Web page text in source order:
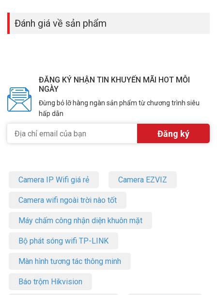
xin vui lòng liên hệ HOTLINE1900.9259
Tham khảo thêm hình ảnh tạiFacebook Vuhoangtelecom
Đánh giá về sản phẩm
ĐĂNG KÝ NHẬN TIN KHUYẾN MÃI HOT MỖI
NGÀY
Đừng bỏ lỡ hàng ngàn sản phẩm từ chương trình siêu
hấp dẫn
Camera IP Wifi giá rẻ Camera EZVIZ
Camera wifi ngoài trời nào tốt
Máy chấm công nhận diện khuôn mặt
Bộ phát sóng wifi TP-LINK
Màn hình tương tác thông minh
Báo trộm Hikvision